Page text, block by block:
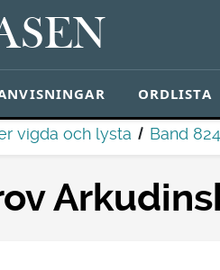
ORDLISTA
vigda och lysta Band 824